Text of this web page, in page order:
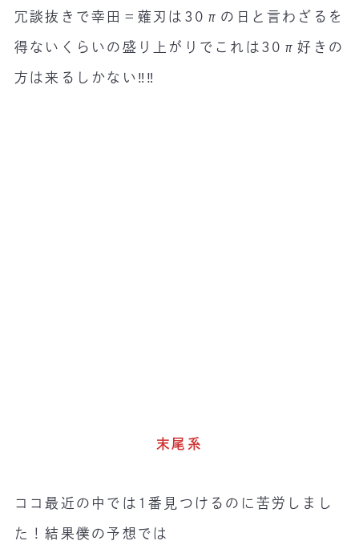
冗談抜きで幸田＝薙刃は30πの日と言わざるを
得ないくらいの盛り上がりでこれは30π好きの
方は来るしかない‼️‼️
末尾系
ココ最近の中では1番見つけるのに苦労しまし
た！結果僕の予想では